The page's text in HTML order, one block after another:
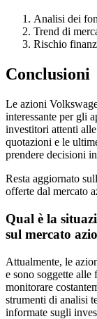
Analisi dei
Trend di
Rischio
Conclusioni
Le azioni
interessante per gli
investitori attenti
quotazioni e le
prendere decisioni
Resta aggiornato
offerte dal mercato
Qual è la
sul mercato
Attualmente, le
e sono soggette
monitorare
strumenti di analisi
informate sugli